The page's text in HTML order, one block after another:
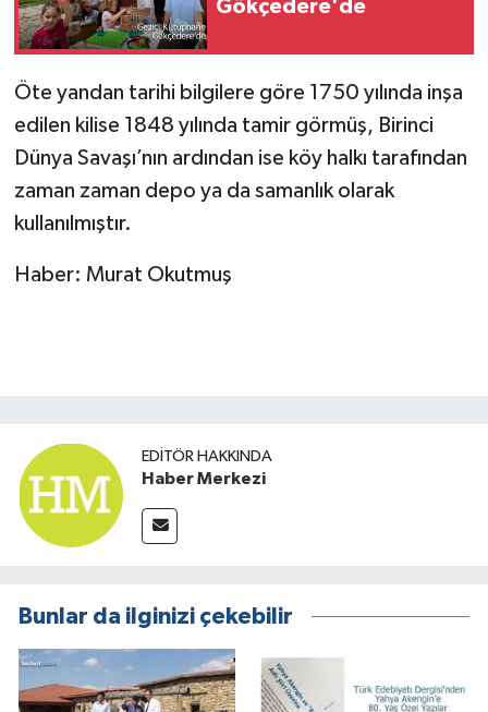
Gökçedere'de
Öte yandan tarihi bilgilere göre 1750 yılında inşa
edilen kilise 1848 yılında tamir görmüş, Birinci
Dünya Savaşı’nın ardından ise köy halkı tarafından
zaman zaman depo ya da samanlık olarak
kullanılmıştır.
Haber: Murat Okutmuş
EDITÖR HAKKINDA
Haber Merkezi
Bunlar da ilginizi çekebilir